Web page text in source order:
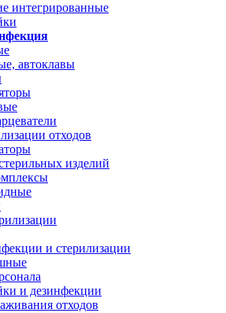
интегрированные
автоклавы
отходов
изделий
и стерилизации
и дезинфекции
отходов